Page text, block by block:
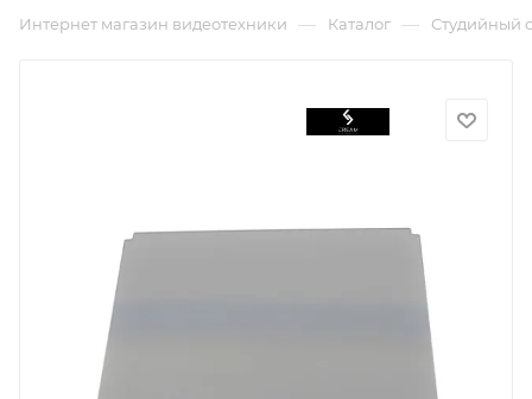
Интернет магазин видеотехники — Каталог — Студийный